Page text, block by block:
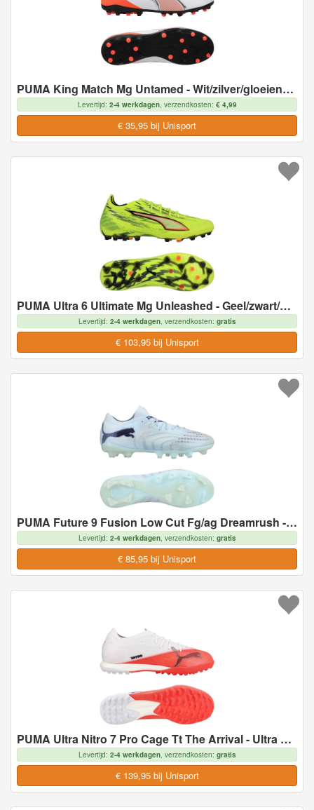
PUMA King Match Mg Untamed - Wit/zilver/gloeiend Rood - Multi Ground (Mg), maat 43
Levertijd: 2-4 werkdagen, verzendkosten: € 4,99
€ 35,95 bij Unisport
PUMA Ultra 6 Ultimate Mg Unleashed - Geel/zwart/gloeiend Rood/neon - Multi Ground (Mg), maat 43
Levertijd: 2-4 werkdagen, verzendkosten: gratis
€ 103,95 bij Unisport
PUMA Future 9 Fusion Low Cut Fg/ag Dreamrush - Ijsblauw/blue Jewel - Natuurgras (Fg), maat 43
Levertijd: 2-4 werkdagen, verzendkosten: gratis
€ 85,95 bij Unisport
PUMA Ultra Nitro 7 Pro Cage Tt The Arrival - Ultra Red/zwart/wit - Turf (Tf), maat 43
Levertijd: 2-4 werkdagen, verzendkosten: gratis
€ 139,95 bij Unisport